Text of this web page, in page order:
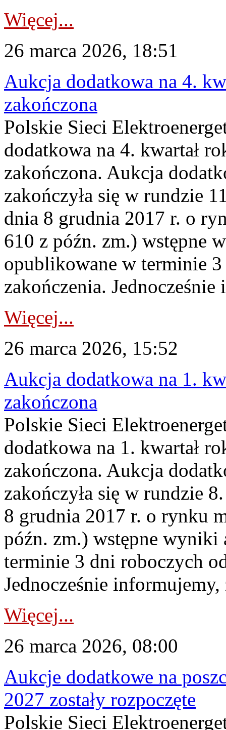
Więcej...
26 marca 2026, 18:51
Aukcja dodatkowa na 4.
zakończona
Polskie Sieci
dodatkowa na 4. kwartał
zakończona. Aukcja
zakończyła się w rundzie
dnia 8 grudnia 2017 r. o
610 z późn. zm.) wstępne
opublikowane w terminie
zakończenia.
Więcej...
26 marca 2026, 15:52
Aukcja dodatkowa na 1.
zakończona
Polskie Sieci
dodatkowa na 1. kwartał
zakończona. Aukcja
zakończyła się w rundzie
8 grudnia 2017 r. o rynku
późn. zm.) wstępne
terminie 3 dni roboczych
Jednocześnie informujemy,
Więcej...
26 marca 2026, 08:00
Aukcje dodatkowe na
2027 zostały rozpoczęte
Polskie Sieci